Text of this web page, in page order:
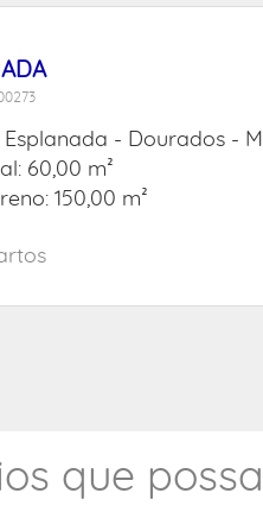
-
Dourados -
60,00 m²
150,00 m²
que